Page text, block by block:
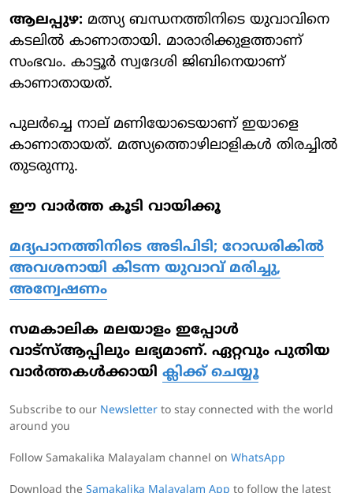
ആലപ്പുഴ: മത്സ്യ ബന്ധനത്തിനിടെ യുവാവിനെ
കടലിൽ കാണാതായി. മാരാരിക്കുളത്താണ്
സംഭവം. കാട്ടൂർ സ്വദേശി ജിബിനെയാണ്
കാണാതായത്.
പുലർച്ചെ നാല് മണിയോടെയാണ് ഇയാളെ
കാണാതായത്. മത്സ്യത്തൊഴിലാളികൾ തിരച്ചിൽ
തുടരുന്നു.
ഈ വാര്‍ത്ത കൂടി വായിക്കൂ
മ​ദ്യപാനത്തിനിടെ അടിപിടി; റോഡരികിൽ
അവശനായി കിടന്ന യുവാവ് മരിച്ചു,
അന്വേഷണം
സമകാലിക മലയാളം ഇപ്പോള്‍
വാട്‌സ്ആപ്പിലും ലഭ്യമാണ്. ഏറ്റവും പുതിയ
വാര്‍ത്തകള്‍ക്കായി ക്ലിക്ക് ചെയ്യൂ
Subscribe to our Newsletter to stay connected with the world
around you
Follow Samakalika Malayalam channel on WhatsApp
Download the Samakalika Malayalam App to follow the latest